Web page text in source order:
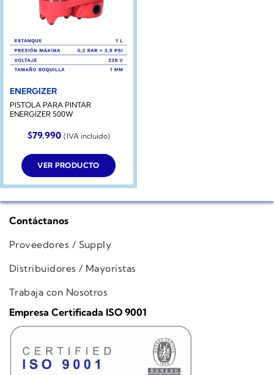
ENERGIZER
PISTOLA PARA PINTAR
ENERGIZER 500W
$79.990 (IVA incluido)
VER PRODUCTO
Contáctanos
Proveedores / Supply
Distribuidores / Mayoristas
Trabaja con Nosotros
Empresa Certificada ISO 9001